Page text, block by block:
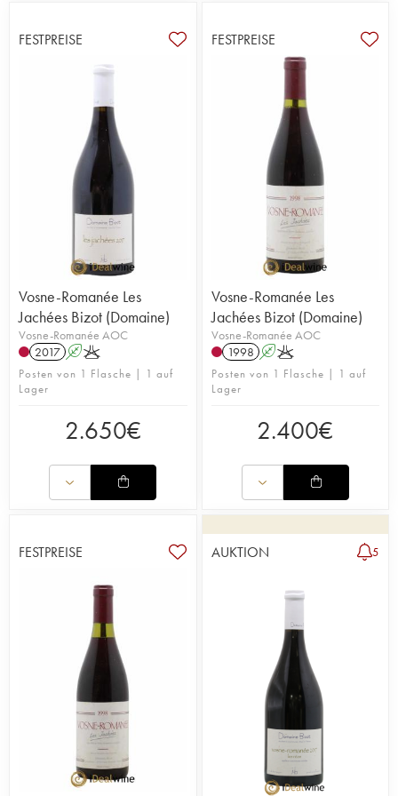
1.000€ riss, wurde für eine auf 10.000€
geschätzte Doppelmagnum-Flasche des Jahrgangs
2006 bereits ein Mindestpreis von 7.500€
für 41.752€!
FESTPREISE
Vosne-Romanée Les
Jachées Bizot (Domaine)
Vosne-Romanée AOC
2017 AK
Posten von 1 Flasche | 1 auf
Lager
2.650€
FESTPREISE
Vosne-Romanée Les
Jachées Bizot (Domaine)
Vosne-Romanée AOC
1998 AK
Posten von 1 Flasche | 1 auf
Lager
2.400€
FESTPREISE AUKTION 5